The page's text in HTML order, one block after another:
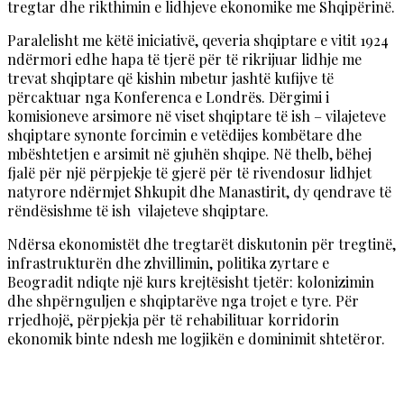
tregtar dhe rikthimin e lidhjeve ekonomike me Shqipërinë.
Paralelisht me këtë iniciativë, qeveria shqiptare e vitit 1924
ndërmori edhe hapa të tjerë për të rikrijuar lidhje me
trevat shqiptare që kishin mbetur jashtë kufijve të
përcaktuar nga Konferenca e Londrës. Dërgimi i
komisioneve arsimore në viset shqiptare të ish – vilajeteve
shqiptare synonte forcimin e vetëdijes kombëtare dhe
mbështetjen e arsimit në gjuhën shqipe. Në thelb, bëhej
fjalë për një përpjekje të gjerë për të rivendosur lidhjet
natyrore ndërmjet Shkupit dhe Manastirit, dy qendrave të
rëndësishme të ish vilajeteve shqiptare.
Ndërsa ekonomistët dhe tregtarët diskutonin për tregtinë,
infrastrukturën dhe zhvillimin, politika zyrtare e
Beogradit ndiqte një kurs krejtësisht tjetër: kolonizimin
dhe shpërnguljen e shqiptarëve nga trojet e tyre. Për
rrjedhojë, përpjekja për të rehabilituar korridorin
ekonomik binte ndesh me logjikën e dominimit shtetëror.